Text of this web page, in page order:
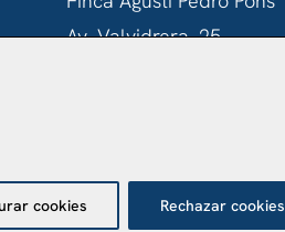
Av. Valvidrera, 25
cookies Rechazar cookies